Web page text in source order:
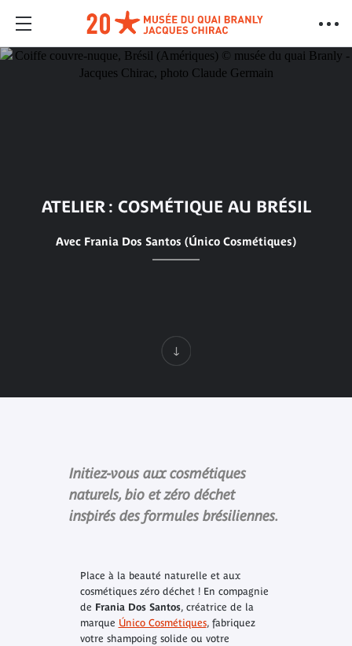
ATELIER : COSMÉTIQUE AU BRÉSIL
Avec Frania Dos Santos (Único Cosmétiques)
Initiez-vous aux cosmétiques
naturels, bio et zéro déchet
inspirés des formules brésiliennes.
Place à la beauté naturelle et aux
cosmétiques zéro déchet ! En compagnie
de Frania Dos Santos, créatrice de la
marque Único Cosmétiques, fabriquez
votre shampoing solide ou votre